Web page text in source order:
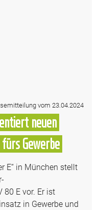
vom 23.04.2024
neuen
Gewerbe
E“ in München stellt
80 E vor. Er ist
in Gewerbe und